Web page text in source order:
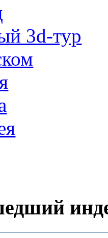
3d-тур